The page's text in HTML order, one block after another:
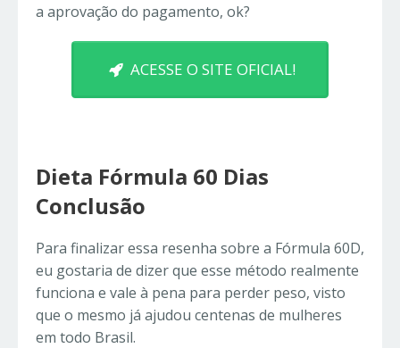
a aprovação do pagamento, ok?
ACESSE O SITE OFICIAL!
Dieta Fórmula 60 Dias
Conclusão
Para finalizar essa resenha sobre a Fórmula 60D,
eu gostaria de dizer que esse método realmente
funciona e vale à pena para perder peso, visto
que o mesmo já ajudou centenas de mulheres
em todo Brasil.